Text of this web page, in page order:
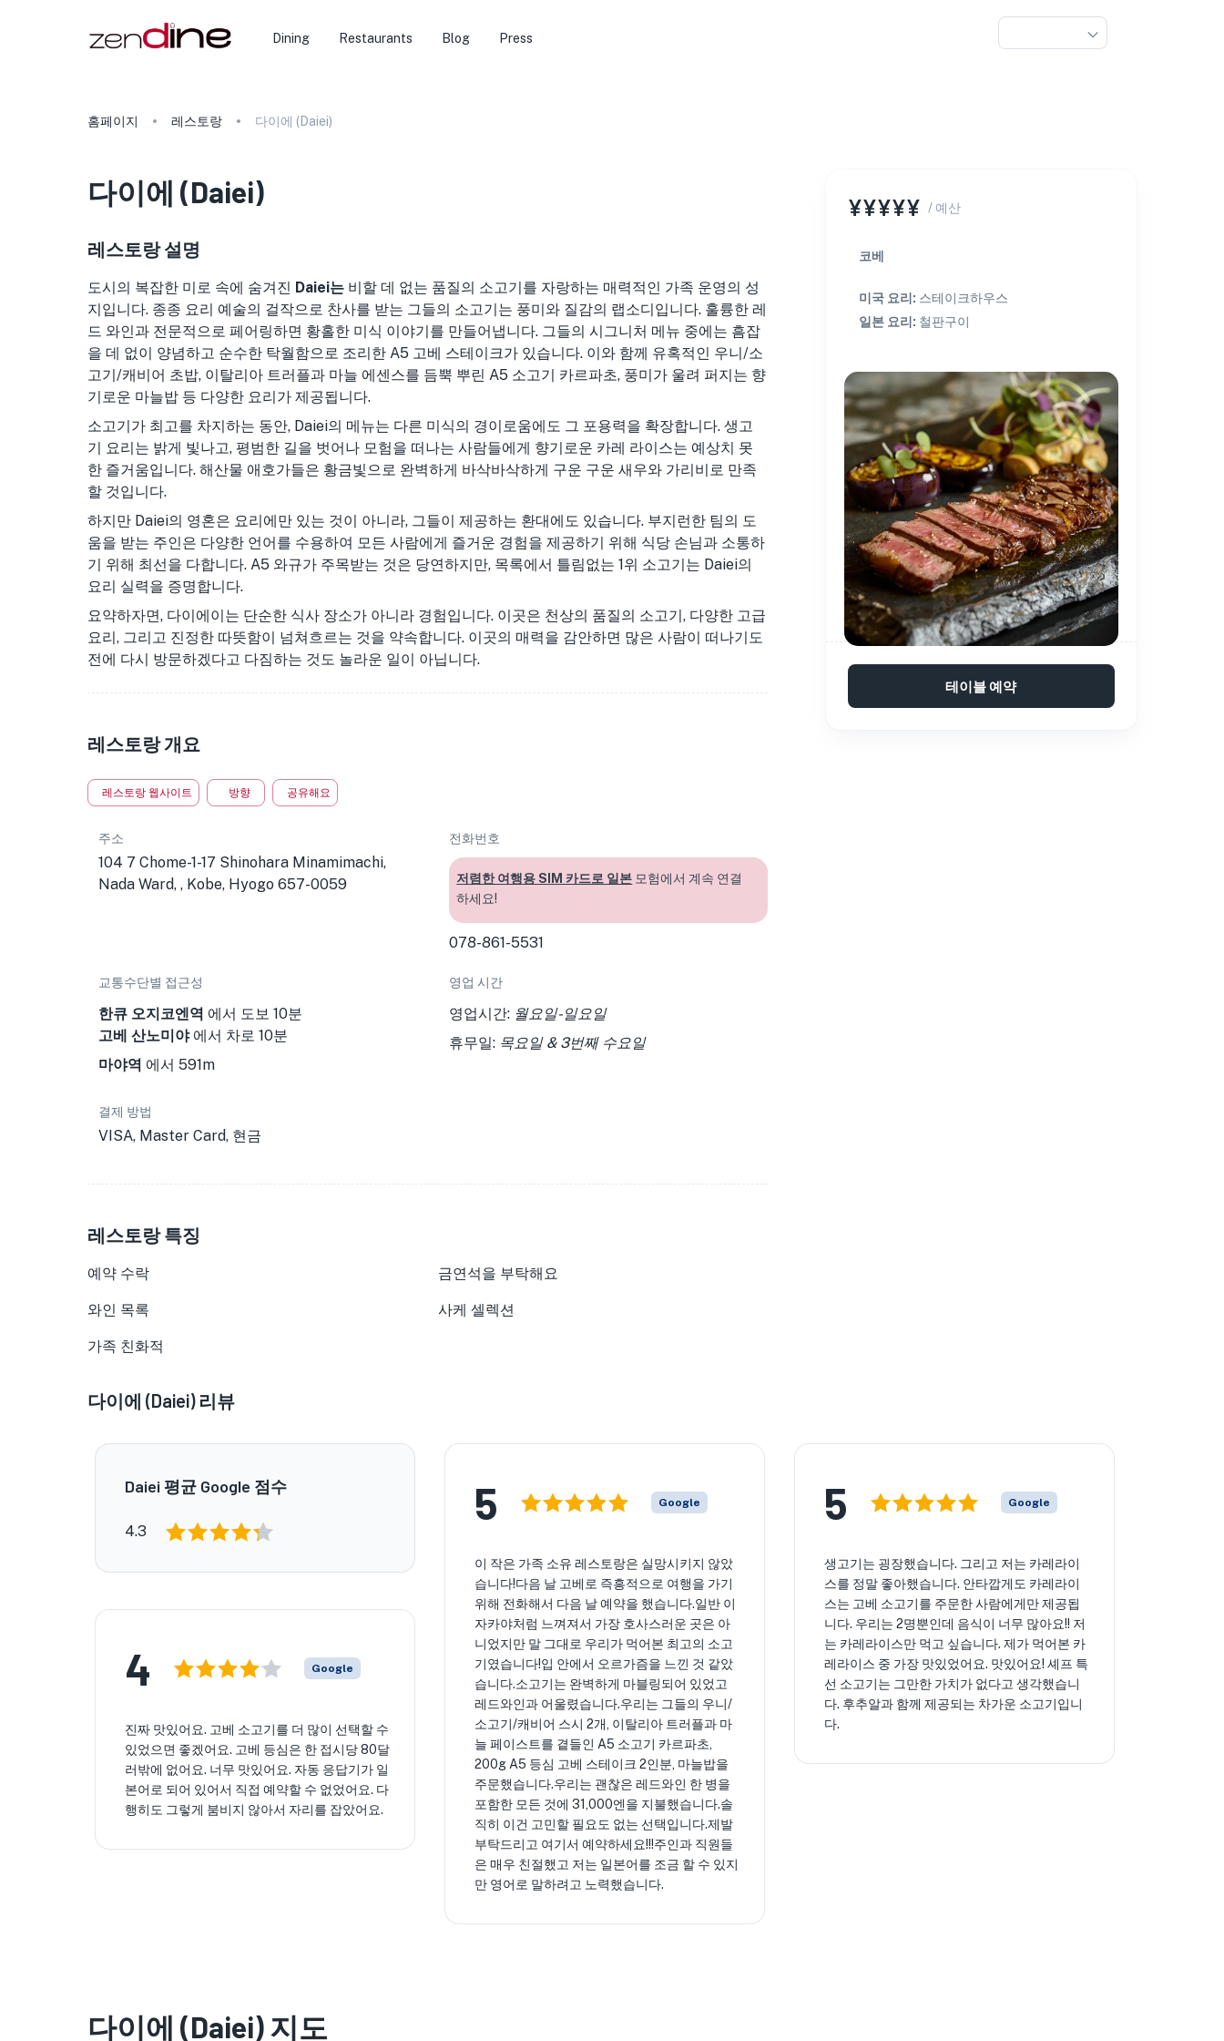
Dining Restaurants Blog Press
홈페이지 레스토랑 다이에 (Daiei)
다이에 (Daiei)
레스토랑 설명
도시의 복잡한 미로 속에 숨겨진 Daiei는 비할 데 없는 품질의 소고기를 자랑하는 매력적인 가족 운영의 성
지입니다. 종종 요리 예술의 걸작으로 찬사를 받는 그들의 소고기는 풍미와 질감의 랩소디입니다. 훌륭한 레
드 와인과 전문적으로 페어링하면 황홀한 미식 이야기를 만들어냅니다. 그들의 시그니처 메뉴 중에는 흠잡
을 데 없이 양념하고 순수한 탁월함으로 조리한 A5 고베 스테이크가 있습니다. 이와 함께 유혹적인 우니/소
고기/캐비어 초밥, 이탈리아 트러플과 마늘 에센스를 듬뿍 뿌린 A5 소고기 카르파초, 풍미가 울려 퍼지는 향
기로운 마늘밥 등 다양한 요리가 제공됩니다.
소고기가 최고를 차지하는 동안, Daiei의 메뉴는 다른 미식의 경이로움에도 그 포용력을 확장합니다. 생고
기 요리는 밝게 빛나고, 평범한 길을 벗어나 모험을 떠나는 사람들에게 향기로운 카레 라이스는 예상치 못
한 즐거움입니다. 해산물 애호가들은 황금빛으로 완벽하게 바삭바삭하게 구운 구운 새우와 가리비로 만족
할 것입니다.
하지만 Daiei의 영혼은 요리에만 있는 것이 아니라, 그들이 제공하는 환대에도 있습니다. 부지런한 팀의 도
움을 받는 주인은 다양한 언어를 수용하여 모든 사람에게 즐거운 경험을 제공하기 위해 식당 손님과 소통하
기 위해 최선을 다합니다. A5 와규가 주목받는 것은 당연하지만, 목록에서 틀림없는 1위 소고기는 Daiei의
요리 실력을 증명합니다.
요약하자면, 다이에이는 단순한 식사 장소가 아니라 경험입니다. 이곳은 천상의 품질의 소고기, 다양한 고급
요리, 그리고 진정한 따뜻함이 넘쳐흐르는 것을 약속합니다. 이곳의 매력을 감안하면 많은 사람이 떠나기도
전에 다시 방문하겠다고 다짐하는 것도 놀라운 일이 아닙니다.
레스토랑 개요
레스토랑 웹사이트 방향 공유해요
주소
104 7 Chome-1-17 Shinohara Minamimachi,
Nada Ward, , Kobe, Hyogo 657-0059
전화번호
저렴한 여행용 SIM 카드로 일본 모험에서 계속 연결
하세요!
078-861-5531
교통수단별 접근성
한큐 오지코엔역 에서 도보 10분
고베 산노미야 에서 차로 10분
마야역 에서 591m
영업 시간
영업시간: 월요일-일요일
휴무일: 목요일 & 3번째 수요일
결제 방법
VISA, Master Card, 현금
레스토랑 특징
예약 수락 금연석을 부탁해요
와인 목록 사케 셀렉션
가족 친화적
¥¥¥¥¥ / 예산
코베
미국 요리 : 스테이크하우스
일본 요리 : 철판구이
테이블 예약
다이에 (Daiei) 리뷰
Daiei 평균 Google 점수
4.3
5 Google
이 작은 가족 소유 레스토랑은 실망시키지 않았
습니다!다음 날 고베로 즉흥적으로 여행을 가기
위해 전화해서 다음 날 예약을 했습니다.일반 이
자카야처럼 느껴져서 가장 호사스러운 곳은 아
니었지만 말 그대로 우리가 먹어본 최고의 소고
기였습니다!입 안에서 오르가즘을 느낀 것 같았
습니다.소고기는 완벽하게 마블링되어 있었고
레드와인과 어울렸습니다.우리는 그들의 우니/
소고기/캐비어 스시 2개, 이탈리아 트러플과 마
늘 페이스트를 곁들인 A5 소고기 카르파초,
200g A5 등심 고베 스테이크 2인분, 마늘밥을
주문했습니다.우리는 괜찮은 레드와인 한 병을
포함한 모든 것에 31,000엔을 지불했습니다.솔
직히 이건 고민할 필요도 없는 선택입니다.제발
부탁드리고 여기서 예약하세요!!!주인과 직원들
은 매우 친절했고 저는 일본어를 조금 할 수 있지
만 영어로 말하려고 노력했습니다.
5 Google
생고기는 굉장했습니다. 그리고 저는 카레라이
스를 정말 좋아했습니다. 안타깝게도 카레라이
스는 고베 소고기를 주문한 사람에게만 제공됩
니다. 우리는 2명뿐인데 음식이 너무 많아요!! 저
는 카레라이스만 먹고 싶습니다. 제가 먹어본 카
레라이스 중 가장 맛있었어요. 맛있어요! 셰프 특
선 소고기는 그만한 가치가 없다고 생각했습니
다. 후추알과 함께 제공되는 차가운 소고기입니
다.
4 Google
진짜 맛있어요. 고베 소고기를 더 많이 선택할 수
있었으면 좋겠어요. 고베 등심은 한 접시당 80달
러밖에 없어요. 너무 맛있어요. 자동 응답기가 일
본어로 되어 있어서 직접 예약할 수 없었어요. 다
행히도 그렇게 붐비지 않아서 자리를 잡았어요.
다이에 (Daiei) 지도